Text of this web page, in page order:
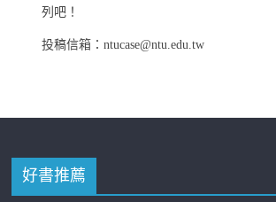
列吧！
投稿信箱：ntucase@ntu.edu.tw
好書推薦